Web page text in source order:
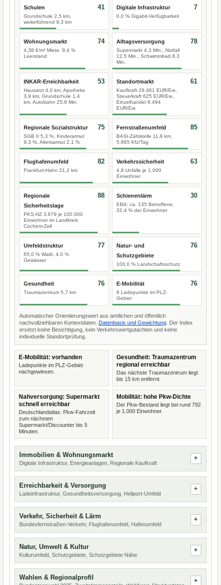
Schulen
Grundschule 2,5 km,
weiterführend 9,3 km
41 Digitale Infrastruktur
0,0 % Gigabit-Verfügbarkeit
7
Wohnungsmarkt
4,38 €/m² Miete, 9,4 %
Leerstand
74 Alltagsversorgung
Supermarkt 4,3 Min., Notfall
12,5 Min., Schwimmbad 8,3
Min.
78
INKAR-Erreichbarkeit
Hausarzt 4,0 km, Apotheke
3,9 km, Grundschule 1,4
km, Autobahn 25,6 Min.
53 Standortmarkt
Kaufkraft 29.461 EUR/Ew.,
Steuerkraft 625 EUR/Ew.,
Einzelhandel 8.494
EUR/Ew.
61
Regionale Sozialstruktur
SGB II 5,3 %, Kinderarmut
9,3 %, Altersarmut 2,1 %
75 Fernstraßenumfeld
BASt-Zählstelle 11,8 km,
5.865 Kfz/Tag
85
Flughafenumfeld
Frankfurt-Hahn 21,2 km
82 Verkehrssicherheit
4,8 Unfälle je 1.000
Einwohner
63
Regionale
Sicherheitslage
PKS-HZ 3.679 je 100.000
Einwohner im Landkreis
Cochem-Zell
88 Schienenlärm
EBA: ca. 135 Betroffene,
32,4 % der Einwohner
30
Umfeldstruktur
65,0 % Wald, 4,0 %
Gewässer
77
Natur- und
Schutzgebiete
100,0 % Landschaftsschutz
76
Gesundheit
Traumazentrum 5,7 km
76 E-Mobilität
9 Ladepunkte im PLZ-
Gebiet
76
Automatischer Orientierungswert aus amtlichen und öffentlich
nachvollziehbaren Kontextdaten. Datenbasis und Gewichtung . Der Index
ersetzt keine Besichtigung, kein Verkehrswertgutachten und keine
individuelle Standortprüfung.
E-Mobilität: vorhanden
Ladepunkte im PLZ-Gebiet
nachgewiesen.
Gesundheit: Traumazentrum
regional erreichbar
Das nächste Traumazentrum liegt
bis 15 km entfernt.
Nahversorgung: Supermarkt
schnell erreichbar
Deutschlandatlas: Pkw-Fahrzeit
zum nächsten
Supermarkt/Discounter bis 5
Minuten.
Mobilität: hohe Pkw-Dichte
Der Pkw-Bestand liegt bei rund 792
je 1.000 Einwohner.
Immobilien & Wohnungsmarkt
Digitale Infrastruktur, Energieanlagen, Regionale Kaufkraft
Erreichbarkeit & Versorgung
Ladeinfrastruktur, Gesundheitsversorgung, Heliport-Umfeld
Verkehr, Sicherheit & Lärm
Bundesfernstraßen-Verkehr, Flughafenumfeld, Hafenumfeld
Natur, Umwelt & Kultur
Kulturumfeld, Schutzgebiete, Schutzgebiete Nähe
Wahlen & Regionalprofil